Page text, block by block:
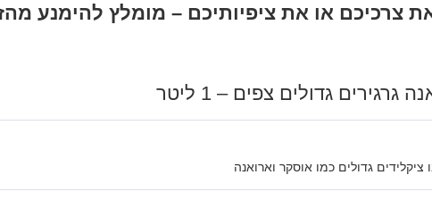
צרכיכם או את ציפיותיכם – מומלץ להימנע
גדולים צפים – 1 ליטר